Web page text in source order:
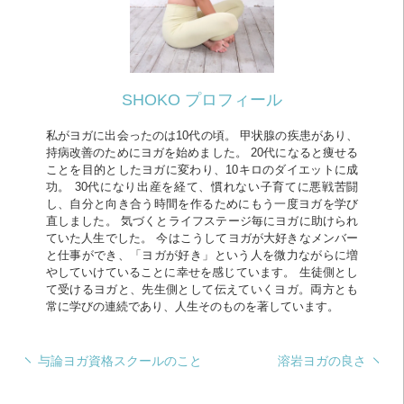
SHOKO プロフィール
私がヨガに出会ったのは10代の頃。 甲状腺の疾患があり、
持病改善のためにヨガを始めました。 20代になると痩せる
ことを目的としたヨガに変わり、10キロのダイエットに成
功。 30代になり出産を経て、慣れない子育てに悪戦苦闘
し、自分と向き合う時間を作るためにもう一度ヨガを学び
直しました。 気づくとライフステージ毎にヨガに助けられ
ていた人生でした。 今はこうしてヨガが大好きなメンバー
と仕事ができ、「ヨガが好き」という人を微力ながらに増
やしていけていることに幸せを感じています。 生徒側とし
て受けるヨガと、先生側として伝えていくヨガ。両方とも
常に学びの連続であり、人生そのものを著しています。
与論ヨガ資格スクールのこと 溶岩ヨガの良さ